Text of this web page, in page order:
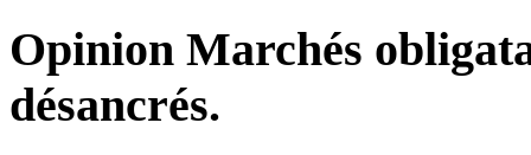
Opinion Marchés
désancrés.